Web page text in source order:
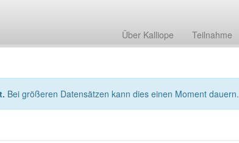
Über Kalliope Teilnahme
Bei größeren Datensätzen kann dies einen Moment dauern.